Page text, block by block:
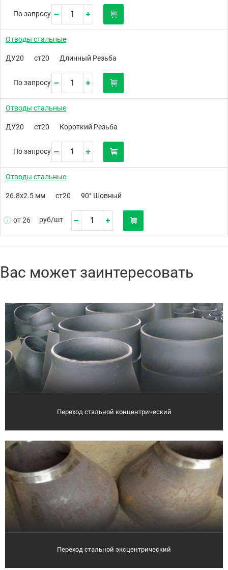
По запросу
Отводы стальные
ДУ20 ст20 Длинный Резьба
По запросу
Отводы стальные
ДУ20 ст20 Короткий Резьба
По запросу
Отводы стальные
26.8х2.5 мм ст20 90° Шовный
от 26 руб/шт
Вас может заинтересовать
Переход стальной концентрический
Переход стальной эксцентрический